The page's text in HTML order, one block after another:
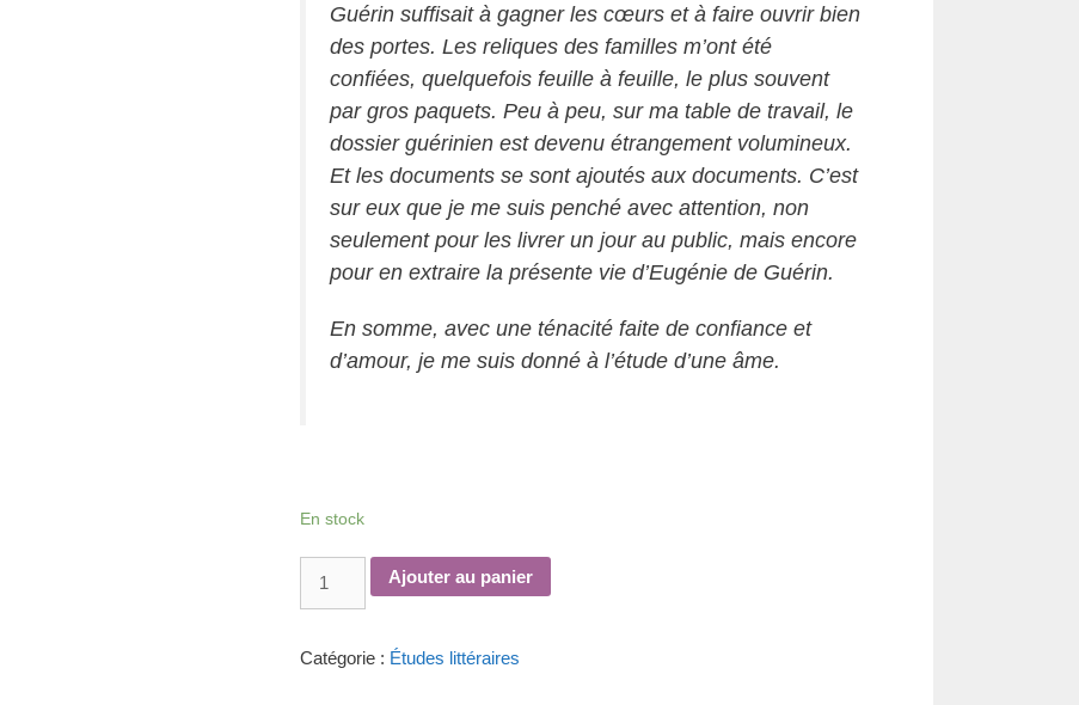
Guérin suffisait à gagner les cœurs et à faire ouvrir bien
des portes. Les reliques des familles m’ont été
confiées, quelquefois feuille à feuille, le plus souvent
par gros paquets. Peu à peu, sur ma table de travail, le
dossier guérinien est devenu étrangement volumineux.
Et les documents se sont ajoutés aux documents. C’est
sur eux que je me suis penché avec attention, non
seulement pour les livrer un jour au public, mais encore
pour en extraire la présente vie d’Eugénie de Guérin.
En somme, avec une ténacité faite de confiance et
d’amour, je me suis donné à l’étude d’une âme.
En stock
la
Ajouter au panier
Catégorie : Études littéraires